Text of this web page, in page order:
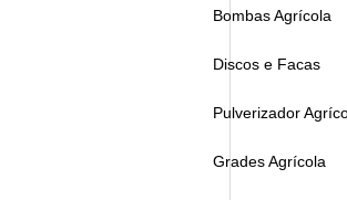
Bombas Agrícola
Discos e Facas
Pulverizador
Grades Agrícola